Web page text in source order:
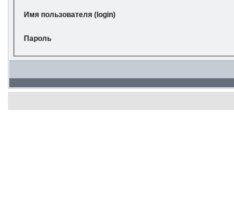
Имя пользователя (login)
Пароль